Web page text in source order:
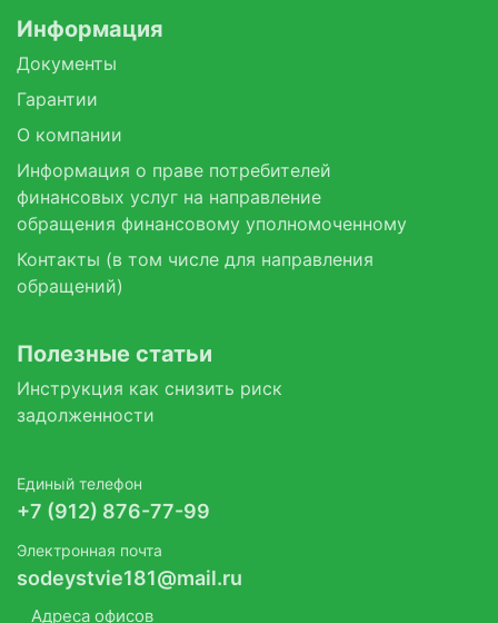
Информация
Документы
Гарантии
О компании
Информация о праве потребителей
финансовых услуг на направление
обращения финансовому уполномоченному
Контакты (в том числе для направления
обращений)
Полезные статьи
Инструкция как снизить риск
задолженности
Единый телефон
+7 (912) 876-77-99
Электронная почта
sodeystvie181@mail.ru
Адреса офисов